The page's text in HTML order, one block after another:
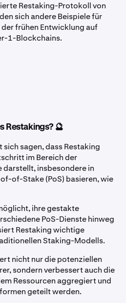
Restaking-Protokoll von
sich andere Beispiele für
frühen Entwicklung auf
1-Blockchains.
Restakings? 🔮
sagen, dass Restaking
im Bereich der
insbesondere in
of-Stake (PoS) basieren, wie
ihre gestakte
PoS-Dienste hinweg
Restaking wichtige
Staking-Modells.
nicht nur die potenziellen
sondern verbessert auch die
Ressourcen aggregiert und
geteilt werden.